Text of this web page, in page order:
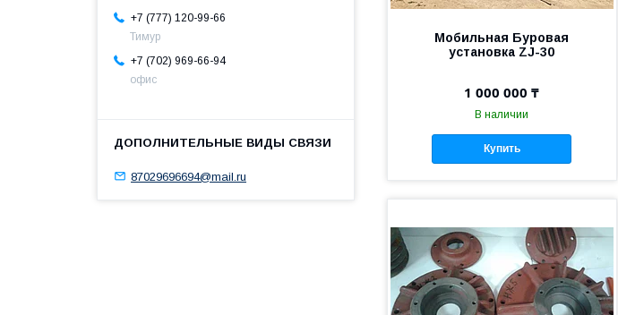
Мобильная Буровая
установка ZJ-30
1 000 000 ₸
В наличии
Купить
+7 (777) 120-99-66
Тимур
+7 (702) 969-66-94
офис
87029696694@mail.ru